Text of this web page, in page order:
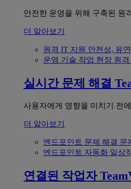
안전한 운영을 위해 구축된 원
더 알아보기
원격 IT 지원 안전성, 유
운영 기술 작업 현장 원
실시간 문제 해결
사용자에게 영향을 미치기 전
더 알아보기
엔드포인트 문제 해결 문
엔드포인트 자동화 일상
연결된 작업자